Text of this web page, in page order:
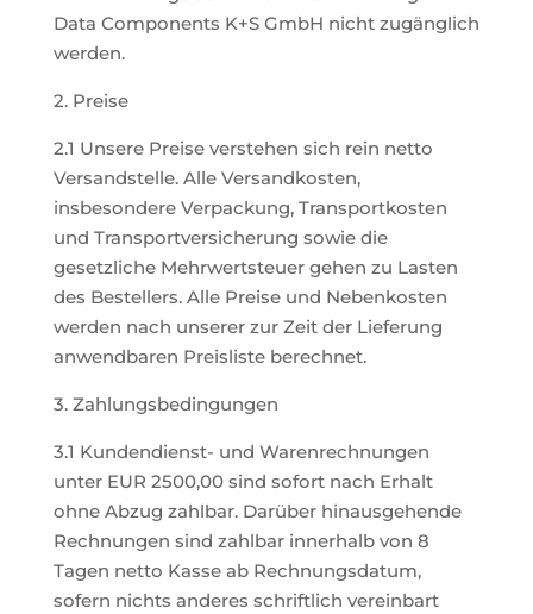
Data Components K+S GmbH nicht zugänglich
werden.
2. Preise
2.1 Unsere Preise verstehen sich rein netto
Versandstelle. Alle Versandkosten,
insbesondere Verpackung, Transportkosten
und Transportversicherung sowie die
gesetzliche Mehrwertsteuer gehen zu Lasten
des Bestellers. Alle Preise und Nebenkosten
werden nach unserer zur Zeit der Lieferung
anwendbaren Preisliste berechnet.
3. Zahlungsbedingungen
3.1 Kundendienst- und Warenrechnungen
unter EUR 2500,00 sind sofort nach Erhalt
ohne Abzug zahlbar. Darüber hinausgehende
Rechnungen sind zahlbar innerhalb von 8
Tagen netto Kasse ab Rechnungsdatum,
sofern nichts anderes schriftlich vereinbart